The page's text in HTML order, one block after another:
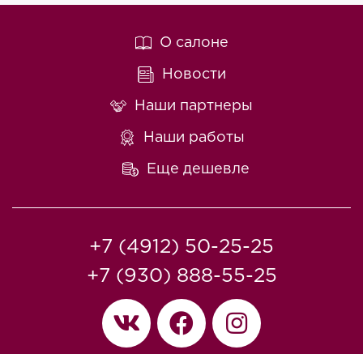
О салоне
Новости
Наши партнеры
Наши работы
Еще дешевле
+7 (4912) 50-25-25
+7 (930) 888-55-25